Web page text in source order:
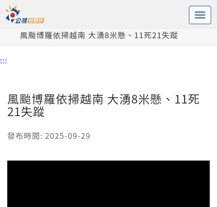
中央內容區塊
頭頁
風颱博羅依掃越南 大湧8米懸、11死21失蹤
:::
風颱博羅依掃越南 大湧8米懸、11死
21失蹤
發布時間: 2025-09-29